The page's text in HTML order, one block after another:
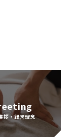
拶・経営理念